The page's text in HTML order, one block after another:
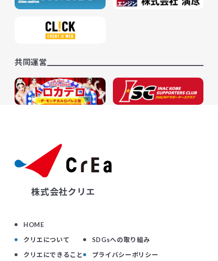
共同運営
株式会社クリエ
HOME
クリエについて
クリエにできること
SDGsへの取り組み
プライバシーポリシー